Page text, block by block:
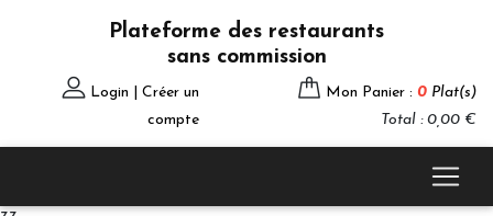
Plateforme des restaurants
sans commission
Login | Créer un
compte
Mon Panier : 0 Plat(s)
Total : 0,00 €